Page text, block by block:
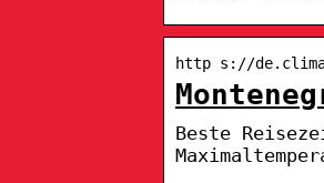
http s://
Beste